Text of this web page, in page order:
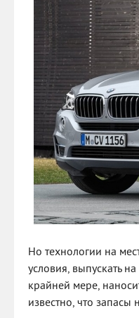
Но технологии на
условия, выпускать
крайней мере,
известно, что